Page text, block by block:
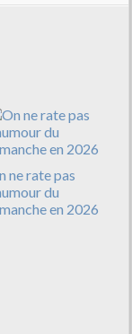
ne rate pas
du
en 2026